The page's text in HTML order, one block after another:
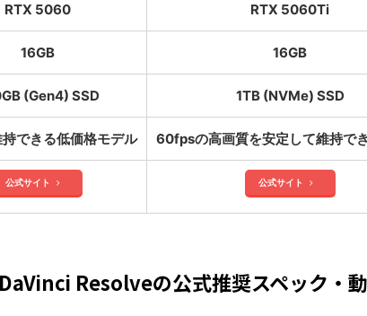
RTX 5060 RTX 5060Ti
16GB 16GB
(Gen4) SSD 1TB (NVMe) SSD
できる低価格モデル 60fpsの高画質を安定して維持で
公式サイト 公式サイト
DaVinci Resolveの公式推奨スペック・